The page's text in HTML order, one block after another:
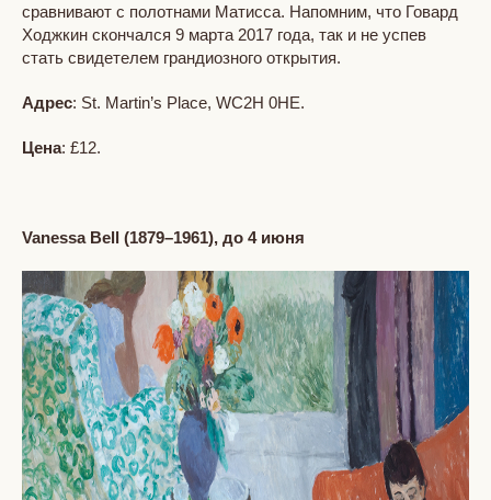
сравнивают с полотнами Матисса. Напомним, что Говард
Ходжкин скончался 9 марта 2017 года, так и не успев
стать свидетелем грандиозного открытия.
Адрес: St. Martin’s Place, WC2H 0HE.
Цена: £12.
Vanessa Bell (1879–1961), до 4 июня